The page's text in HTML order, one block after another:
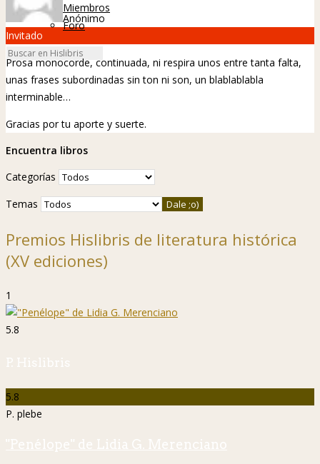
Miembros
Foro
Anónimo
Invitado
Prosa monocorde, continuada, ni respira unos entre tanta falta,
unas frases subordinadas sin ton ni son, un blablablabla
interminable…
Gracias por tu aporte y suerte.
Encuentra libros
Categorías
Temas
Premios Hislibris de literatura histórica
(XV ediciones)
1
5.8
P. Hislibris
5.8
P. plebe
"Penélope" de Lidia G. Merenciano